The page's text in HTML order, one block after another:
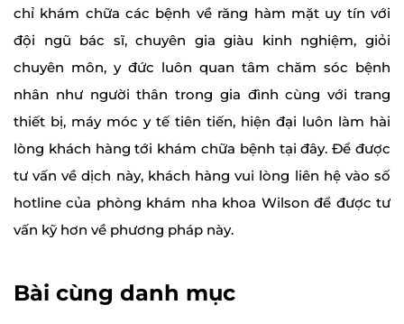
chỉ khám chữa các bệnh về răng hàm mặt uy tín với
đội ngũ bác sĩ, chuyên gia giàu kinh nghiệm, giỏi
chuyên môn, y đức luôn quan tâm chăm sóc bệnh
nhân như người thân trong gia đình cùng với trang
thiết bị, máy móc y tế tiên tiến, hiện đại luôn làm hài
lòng khách hàng tới khám chữa bệnh tại đây. Để được
tư vấn về dịch này, khách hàng vui lòng liên hệ vào số
hotline của phòng khám nha khoa Wilson để được tư
vấn kỹ hơn về phương pháp này.
Bài cùng danh mục